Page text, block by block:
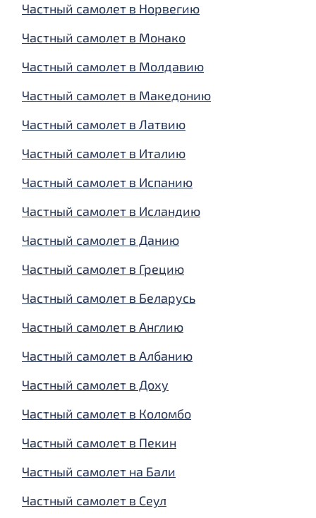
Частный самолет в Норвегию
Частный самолет в Монако
Частный самолет в Молдавию
Частный самолет в Македонию
Частный самолет в Латвию
Частный самолет в Италию
Частный самолет в Испанию
Частный самолет в Исландию
Частный самолет в Данию
Частный самолет в Грецию
Частный самолет в Беларусь
Частный самолет в Англию
Частный самолет в Албанию
Частный самолет в Доху
Частный самолет в Коломбо
Частный самолет в Пекин
Частный самолет на Бали
Частный самолет в Сеул